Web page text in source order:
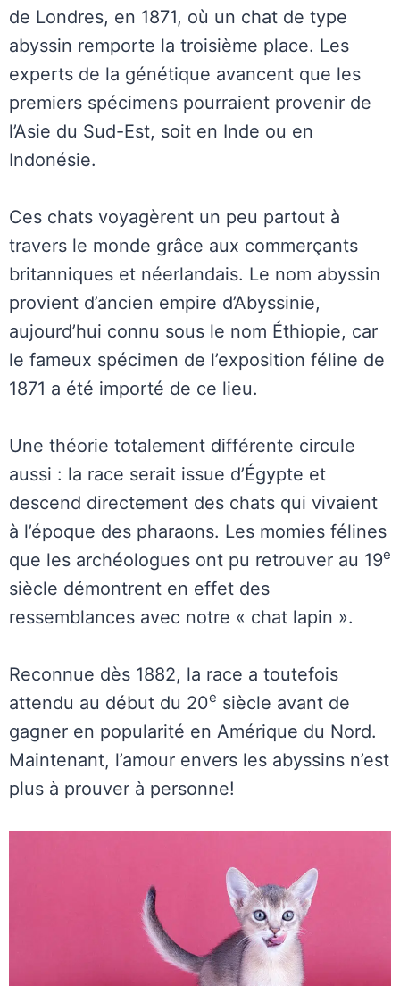
de Londres, en 1871, où un chat de type
abyssin remporte la troisième place. Les
experts de la génétique avancent que les
premiers spécimens pourraient provenir de
l’Asie du Sud-Est, soit en Inde ou en
Indonésie.
Ces chats voyagèrent un peu partout à
travers le monde grâce aux commerçants
britanniques et néerlandais. Le nom abyssin
provient d’ancien empire d’Abyssinie,
aujourd’hui connu sous le nom Éthiopie, car
le fameux spécimen de l’exposition féline de
1871 a été importé de ce lieu.
Une théorie totalement différente circule
aussi : la race serait issue d’Égypte et
descend directement des chats qui vivaient
à l’époque des pharaons. Les momies félines
que les archéologues ont pu retrouver au 19e
siècle démontrent en effet des
ressemblances avec notre « chat lapin ».
Reconnue dès 1882, la race a toutefois
attendu au début du 20e siècle avant de
gagner en popularité en Amérique du Nord.
Maintenant, l’amour envers les abyssins n’est
plus à prouver à personne!